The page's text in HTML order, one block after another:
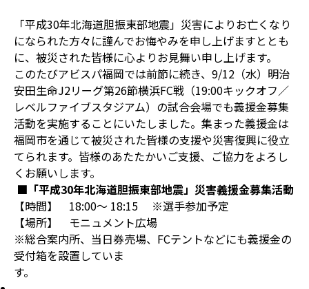
「平成30年北海道胆振東部地震」災害によりお亡くなり
になられた方々に謹んでお悔やみを申し上げますととも
に、被災された皆様に心よりお見舞い申し上げます。
このたびアビスパ福岡では前節に続き、9/12（水）明治
安田生命J2リーグ第26節横浜FC戦（19:00キックオフ／
レベルファイブスタジアム）の試合会場でも義援金募集
活動を実施することにいたしました。集まった義援金は
福岡市を通じて被災された皆様の支援や災害復興に役立
てられます。皆様のあたたかいご支援、ご協力をよろし
くお願いします。
■「平成30年北海道胆振東部地震」災害義援金募集活動
【時間】 18:00～ 18:15 ※選手参加予定
【場所】 モニュメント広場
※総合案内所、当日券売場、FCテントなどにも義援金の
受付箱を設置していま
す